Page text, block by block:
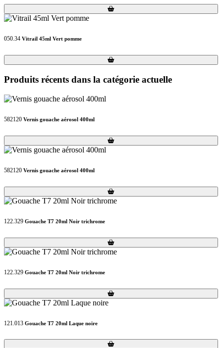
Loading...
Loading...
050.34 Vitrail 45ml Vert pomme
Loading...
Loading...
Produits récents dans la catégorie actuelle
582120 Vernis gouache aérosol 400ml
Loading...
Loading...
582120 Vernis gouache aérosol 400ml
Loading...
Loading...
122.329 Gouache T7 20ml Noir trichrome
Loading...
Loading...
122.329 Gouache T7 20ml Noir trichrome
Loading...
Loading...
121.013 Gouache T7 20ml Laque noire
Loading...
Loading...